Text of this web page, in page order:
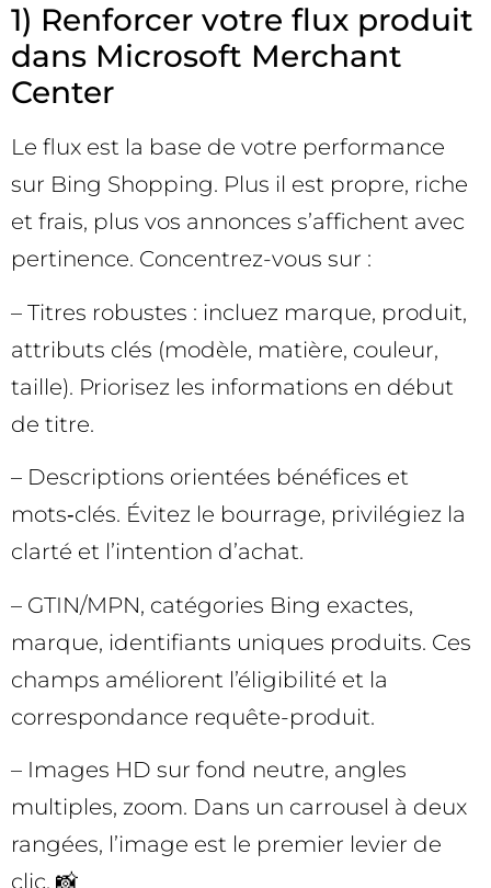
1) Renforcer votre flux produit
dans Microsoft Merchant
Center
Le flux est la base de votre performance
sur Bing Shopping. Plus il est propre, riche
et frais, plus vos annonces s’affichent avec
pertinence. Concentrez-vous sur :
– Titres robustes : incluez marque, produit,
attributs clés (modèle, matière, couleur,
taille). Priorisez les informations en début
de titre.
– Descriptions orientées bénéfices et
mots‑clés. Évitez le bourrage, privilégiez la
clarté et l’intention d’achat.
– GTIN/MPN, catégories Bing exactes,
marque, identifiants uniques produits. Ces
champs améliorent l’éligibilité et la
correspondance requête-produit.
– Images HD sur fond neutre, angles
multiples, zoom. Dans un carrousel à deux
rangées, l’image est le premier levier de
clic. 📸